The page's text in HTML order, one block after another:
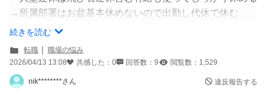
→所属部署はお盆基本休めないので出勤し代休で休む
・入社後本社でしっかりとした研修→研修はなくいきなり
・転勤ありなし(なしはありに比べ給与低い)選べるはずが
半強制的にありを選択
他に入社初日から残業、入社手続きを一週間以上放置され
続きを読む
転職
職場の悩み
2026/04/13 13:08
共感した： 0 回答数： 9 閲覧数： 1,529
nik********さん 違反報告する